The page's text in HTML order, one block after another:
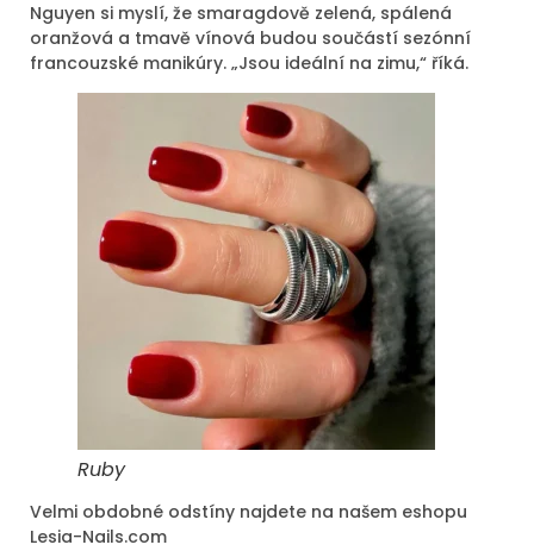
Nguyen si myslí, že smaragdově zelená, spálená
oranžová a tmavě vínová budou součástí sezónní
francouzské manikúry. „Jsou ideální na zimu,“ říká.
Ruby
Velmi obdobné odstíny najdete na našem eshopu
Lesia-Nails.com